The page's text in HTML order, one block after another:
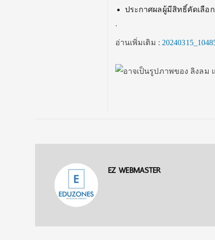
ประกาศผลผู้มีสิทธิ์คัดเลือ
.
อ่านเพิ่มเติม :
EZ WEBMASTER